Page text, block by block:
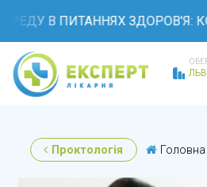
В ПИТАННЯХ ЗДОРОВ'Я:
Проктологія Головна